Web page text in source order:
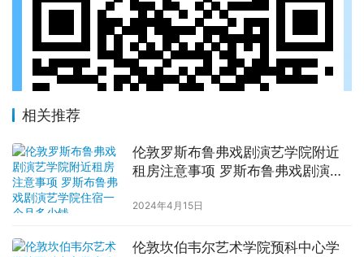
相关推荐
伦敦罗斯布鲁弗戏剧演艺学院附近
租房注意事项 罗斯布鲁弗戏剧演艺
2024年4月15日
伦敦坎伯韦尔艺术学院预科中心学